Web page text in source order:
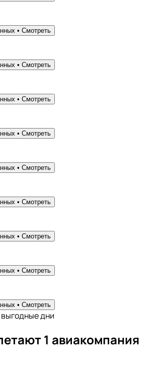
• Смотреть
• Смотреть
• Смотреть
• Смотреть
• Смотреть
• Смотреть
• Смотреть
• Смотреть
• Смотреть
дни
1 авиакомпания